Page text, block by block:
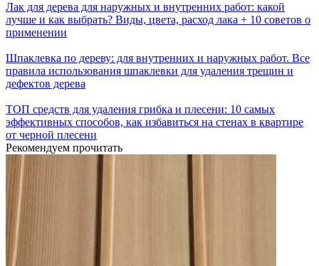
Лак для дерева для наружных и внутренних работ: какой
лучше и как выбрать? Виды, цвета, расход лака + 10 советов о
применении
Шпаклевка по дереву: для внутренних и наружных работ. Все
правила использования шпаклевки для удаления трещин и
дефектов дерева
ТОП средств для удаления грибка и плесени: 10 самых
эффективных способов, как избавиться на стенах в квартире
от черной плесени
Рекомендуем прочитать